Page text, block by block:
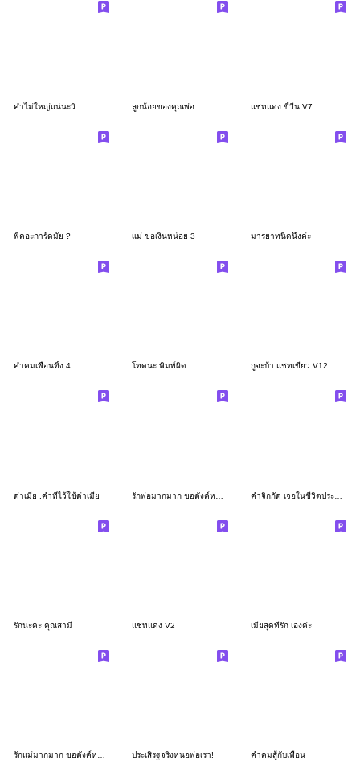
คำไม่ใหญ่แน่นะวิ ลูกน้อยของคุณพ่อ แชทแดง ขี้วีน V7
พิคอะการ์ดมั้ย ? เเม่ ขอเงินหน่อย 3 มารยาทนิดนึงค่ะ
คำคมเพื่อนทิ้ง 4 โทดนะ พิมพ์ผิด กูจะบ้า แชทเขียว V12
ด่าเมีย :คำที่ไว้ใช้ด่าเมีย คำจิกกัด เจอในชีวิตประจำวัน
รักนะคะ คุณสามี แชทแดง V2 เมียสุดที่รัก เองค่ะ
รักแม่มากมาก ขอตังค์หน่อย ประเสิรฐจริงหนอพ่อเรา! คำคมสู้กับเพื่อน